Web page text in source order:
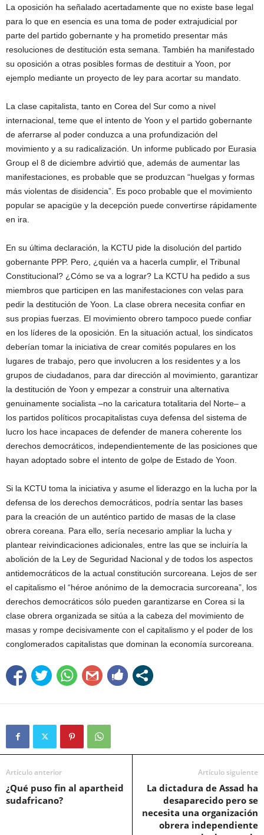
La oposición ha señalado acertadamente que no existe base legal
para lo que en esencia es una toma de poder extrajudicial por
parte del partido gobernante y ha prometido presentar más
resoluciones de destitución esta semana. También ha manifestado
su oposición a otras posibles formas de destituir a Yoon, por
ejemplo mediante un proyecto de ley para acortar su mandato.
La clase capitalista, tanto en Corea del Sur como a nivel
internacional, teme que el intento de Yoon y el partido gobernante
de aferrarse al poder conduzca a una profundización del
movimiento y a su radicalización. Un informe publicado por Eurasia
Group el 8 de diciembre advirtió que, además de aumentar las
manifestaciones, es probable que se produzcan “huelgas y formas
más violentas de disidencia”. Es poco probable que el movimiento
popular se apacigüe y la decepción puede convertirse rápidamente
en ira.
En su última declaración, la KCTU pide la disolución del partido
gobernante PPP. Pero, ¿quién va a hacerla cumplir, el Tribunal
Constitucional? ¿Cómo se va a lograr? La KCTU ha pedido a sus
miembros que participen en las manifestaciones con velas para
pedir la destitución de Yoon. La clase obrera necesita confiar en
sus propias fuerzas. El movimiento obrero tampoco puede confiar
en los líderes de la oposición. En la situación actual, los sindicatos
deberían tomar la iniciativa de crear comités populares en los
lugares de trabajo, pero que involucren a los residentes y a los
grupos de ciudadanos, para dar dirección al movimiento, garantizar
la destitución de Yoon y empezar a construir una alternativa
genuinamente socialista –no la caricatura totalitaria del Norte– a
los partidos políticos procapitalistas cuya defensa del sistema de
lucro los hace incapaces de defender de manera coherente los
derechos democráticos, independientemente de las posiciones que
hayan adoptado sobre el intento de golpe de Estado de Yoon.
Si la KCTU toma la iniciativa y asume el liderazgo en la lucha por la
defensa de los derechos democráticos, podría sentar las bases
para la creación de un auténtico partido de masas de la clase
obrera coreana. Para ello, sería necesario ampliar la lucha y
plantear reivindicaciones adicionales, entre las que se incluiría la
abolición de la Ley de Seguridad Nacional y de todos los aspectos
antidemocráticos de la actual constitución surcoreana. Lejos de ser
el capitalismo el “héroe anónimo de la democracia surcoreana”, los
derechos democráticos sólo pueden garantizarse en Corea si la
clase obrera organizada se sitúa a la cabeza del movimiento de
masas y rompe decisivamente con el capitalismo y el poder de los
conglomerados capitalistas que dominan la economía surcoreana.
Artículo anterior
¿Qué puso fin al apartheid
sudafricano?
Artículo siguiente
La dictadura de Assad ha
desaparecido pero se
necesita una organización
obrera independiente